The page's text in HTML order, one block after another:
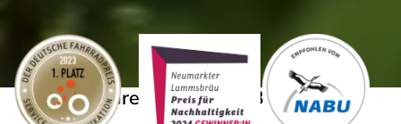
Das Green Moves E-Bike-Abo